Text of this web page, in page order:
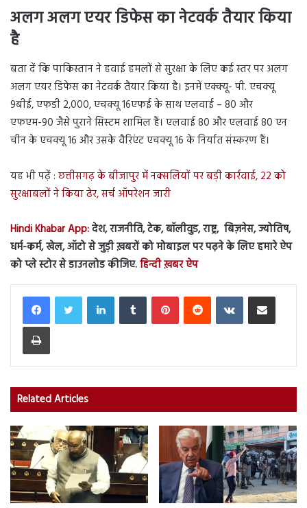
अलग अलग एयर डिफेस का नेटवर्क तैयार किया
है
बता दें कि पाकिस्तान ने हवाई हमलों से सुरक्षा के लिए कई स्तर पर अलग
अलग एयर डिफेस का नेटवर्क तैयार किया है। इनमें एक्क्यू- पी. एचक्यू
9बीई, एफडी 2,000, एचक्यू 16एफई के साथ एलवाई – 80 और
एफएम-90 जैसे पुराने सिस्टम शामिल हैं। एलवाई 80 और एलवाई 80 एन
चीन के एचक्यू 16 और उसके वैरिएंट एचक्यू 16 के निर्यात संस्करण हैं।
यह भी पढ़ें : छत्तीसगढ़ के बीजापुर में नक्सलियों पर बड़ी कार्रवाई, 22 को
सुरक्षाबलों ने किया ढेर, सर्च ऑपरेशन जारी
Hindi Khabar App:देश, राजनीति, टेक, बॉलीवुड, राष्ट्र, बिज़नेस, ज्योतिष,
धर्म-कर्म, खेल, ऑटो से जुड़ी ख़बरों को मोबाइल पर पढ़ने के लिए हमारे ऐप
को प्ले स्टोर से डाउनलोड कीजिए.हिन्दी ख़बर ऐप
LinkedInTumblr PinterestReddit VKontakteShare via Email
Print
Related Articles